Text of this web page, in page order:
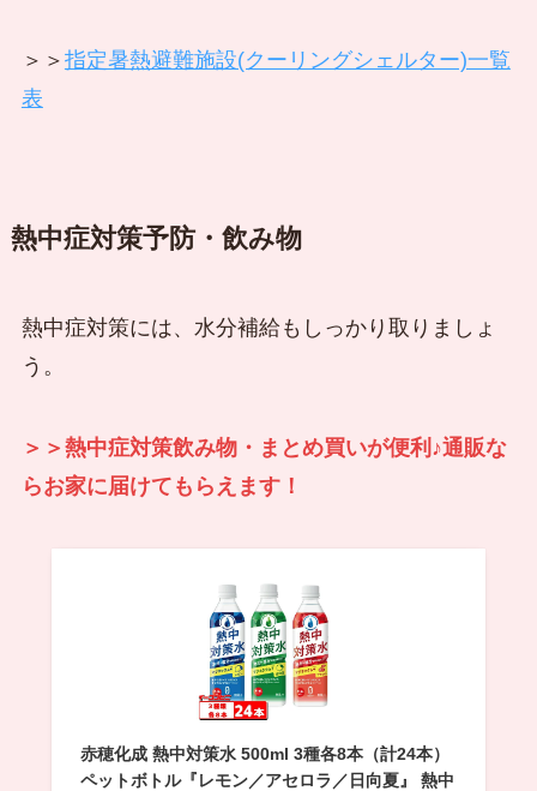
＞＞ 指定暑熱避難施設(クーリングシェルター)一覧
表
熱中症対策予防・飲み物
熱中症対策には、水分補給もしっかり取りましょ
う。
＞＞熱中症対策飲み物・まとめ買いが便利♪通販な
らお家に届けてもらえます！
赤穂化成 熱中対策水 500ml 3種各8本（計24本）
ペットボトル『レモン／アセロラ／日向夏』 熱中